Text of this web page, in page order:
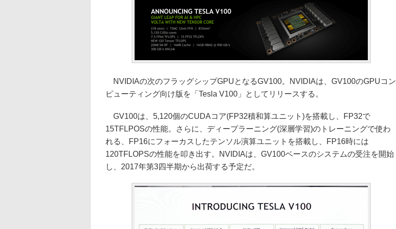
NVIDIAの次のフラッグシップGPUとなるGV100。NVIDIAは、GV100のGPUコン
ピューティング向け版を「Tesla V100」としてリリースする。
GV100は、5,120個のCUDAコア(FP32積和算ユニット)を搭載し、FP32で
15TFLPOSの性能。さらに、ディープラーニング(深層学習)のトレーニングで使わ
れる、FP16にフォーカスしたテンソル演算ユニットを搭載し、FP16時には
120TFLOPSの性能を叩き出す。NVIDIAは、GV100ベースのシステムの受注を開始
し、2017年第3四半期から出荷する予定だ。